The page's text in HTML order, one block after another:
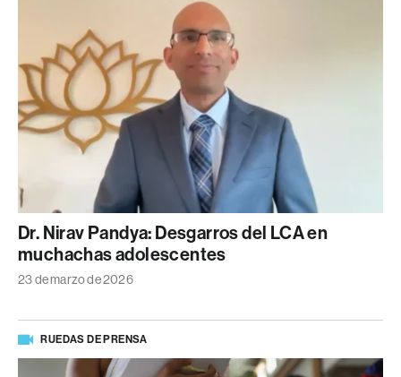
Dr. Nirav Pandya: Desgarros del LCA en
muchachas adolescentes
23 de marzo de 2026
RUEDAS DE PRENSA